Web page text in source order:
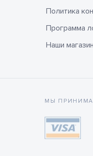
Политика
Программа
Наши
МЫ